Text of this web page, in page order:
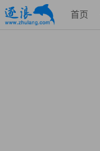
首页